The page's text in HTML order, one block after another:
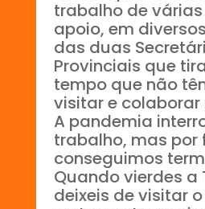
trabalho de
apoio, em
das duas
Provinciais que
tempo que não
visitar e colaborar
A pandemia
trabalho, mas por
conseguimos
Quando vierdes a
deixeis de visitar